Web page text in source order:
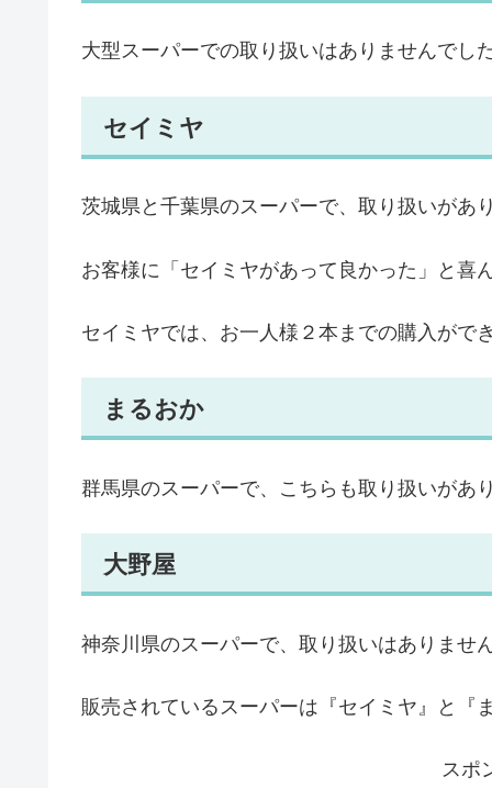
大型スーパーでの取り扱いはありませんでし
セイミヤ
茨城県と千葉県のスーパーで、取り扱いがあ
お客様に「セイミヤがあって良かった」と喜
セイミヤでは、お一人様２本までの購入がで
まるおか
群馬県のスーパーで、こちらも取り扱いがあ
大野屋
神奈川県のスーパーで、取り扱いはありませ
販売されているスーパーは『セイミヤ』と『
スポ